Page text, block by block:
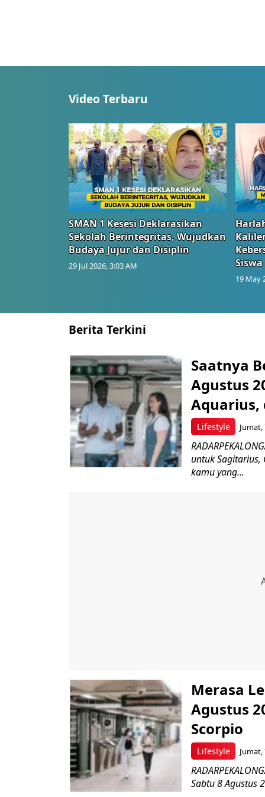
Video Terbaru
SMAN 1 Kesesi Deklarasikan
Sekolah Berintegritas, Wujudkan
Budaya Jujur dan Disiplin
29 Jul 2026, 3:03 AM
Siswa
19 May
Berita Terkini
Lifestyle
Saatnya
Agustus
Aquarius,
Jumat,
untuk Sagitarius,
kamu yang...
Lifestyle
Merasa
Agustus
Scorpio
Jumat,
Sabtu 8 Agustus